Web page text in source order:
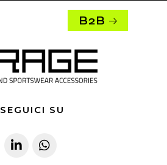
B2B
SEGUICI SU